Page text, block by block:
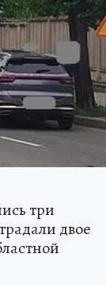
три
двое